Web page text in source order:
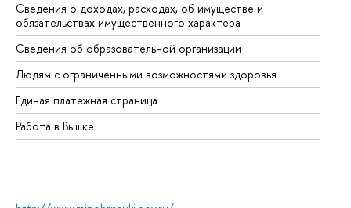
Сведения о доходах, расходах, об имуществе и
обязательствах имущественного характера
Сведения об образовательной организации
Людям с ограниченными возможностями здоровья
Единая платежная страница
Работа в Вышке